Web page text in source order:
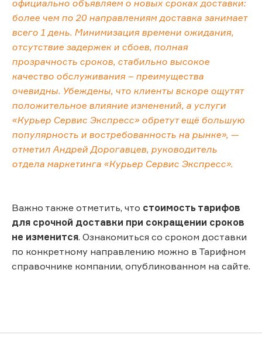
официально объявляем о новых сроках доставки:
более чем по 20 направлениям доставка занимает
всего 1 день. Минимизация времени ожидания,
отсутствие задержек и сбоев, полная
прозрачность сроков, стабильно высокое
качество обслуживания – преимущества
очевидны. Убеждены, что клиенты вскоре ощутят
положительное влияние изменений, а услуги
«Курьер Сервис Экспресс» обретут ещё большую
популярность и востребованность на рынке», —
отметил Андрей Дорогавцев, руководитель
отдела маркетинга «Курьер Сервис Экспресс».
Важно также отметить, что стоимость тарифов
для срочной доставки при сокращении сроков
не изменится. Ознакомиться со сроком доставки
по конкретному направлению можно в Тарифном
справочнике компании, опубликованном на сайте.